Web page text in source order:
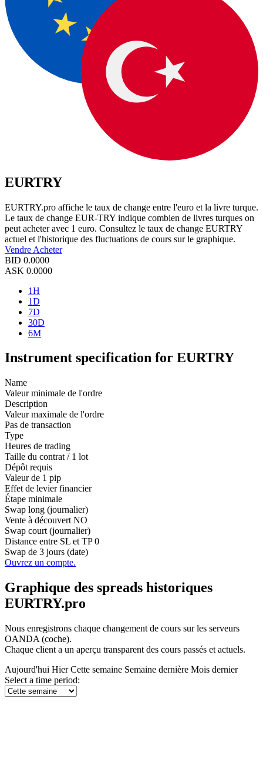
EURTRY
EURTRY.pro affiche le taux de change entre l'euro et la livre turque.
Le taux de change EUR-TRY indique combien de livres turques on
peut acheter avec 1 euro. Consultez le taux de change EURTRY
actuel et l'historique des fluctuations de cours sur le graphique.
Vendre Acheter
BID 0.0000
ASK 0.0000
1H
1D
7D
30D
6M
Instrument specification for EURTRY
Name
Valeur minimale de l'ordre
Description
Valeur maximale de l'ordre
Pas de transaction
Type
Heures de trading
Taille du contrat / 1 lot
Dépôt requis
Valeur de 1 pip
Effet de levier financier
Étape minimale
Swap long (journalier)
Vente à découvert NO
Swap court (journalier)
Distance entre SL et TP 0
Swap de 3 jours (date)
Ouvrez un compte.
Graphique des spreads historiques
EURTRY.pro
Nous enregistrons chaque changement de cours sur les serveurs
OANDA (coche).
Chaque client a un aperçu transparent des cours passés et actuels.
Aujourd'hui HierCette semaine Semaine dernière Mois dernier
Select a time period: